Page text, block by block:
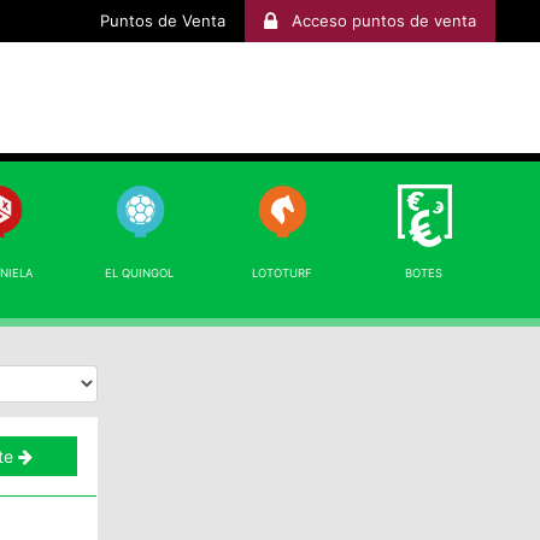
Puntos de Venta Acceso puntos de venta
EL QUINGOL LOTOTURF BOTES